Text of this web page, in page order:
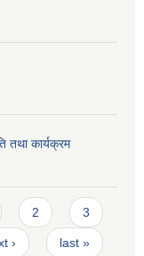
तथा कार्यक्रम
2 3
› last »